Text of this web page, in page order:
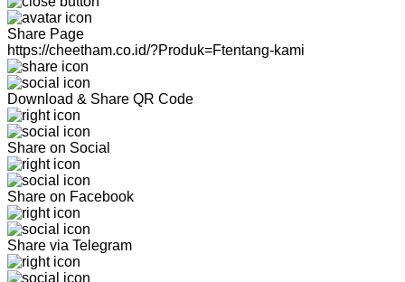
Share Page
https://cheetham.co.id/?Produk=Ftentang-kami
Download & Share QR Code
Share on Social
Share on Facebook
Share via Telegram